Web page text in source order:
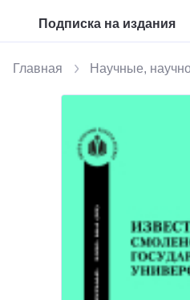
Подписка на издания
Главная Научные,